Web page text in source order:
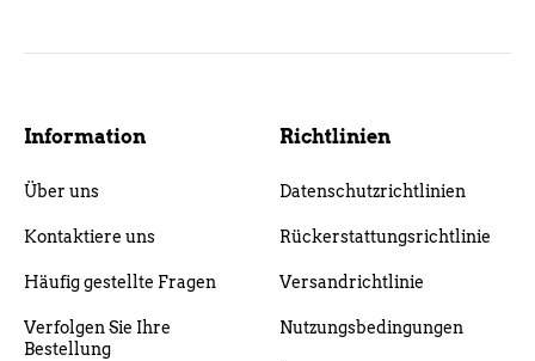
Information
Über uns
Kontaktiere uns
Häufig gestellte Fragen
Verfolgen Sie Ihre
Bestellung
Richtlinien
Datenschutzrichtlinien
Rückerstattungsrichtlinie
Versandrichtlinie
Nutzungsbedingungen